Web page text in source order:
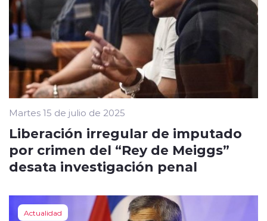
Martes 15 de julio de 2025
Liberación irregular de imputado
por crimen del “Rey de Meiggs”
desata investigación penal
Actualidad